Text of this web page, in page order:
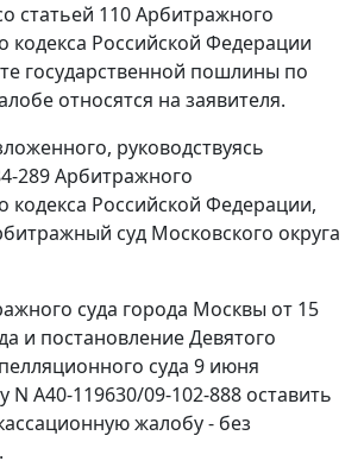
статьей 110Арбитражного
кодекса Российской Федерации
государственной пошлины по
относятся на заявителя.
руководствуясь
289Арбитражного
кодекса Российской Федерации,
суд Московского округа
суда города Москвы от 15
и постановление Девятого
суда 9 июня
N А40-119630/09-102-888 оставить
жалобу - без